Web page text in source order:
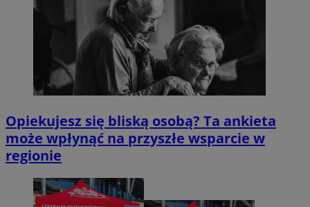
Opiekujesz się bliską osobą? Ta ankieta
może wpłynąć na przyszłe wsparcie w
regionie